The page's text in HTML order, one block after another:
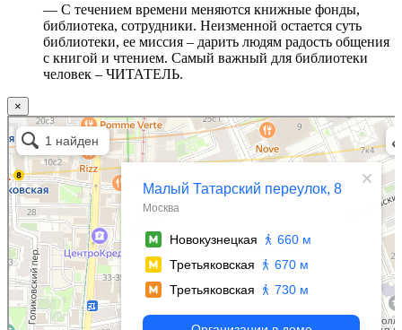
— С течением времени меняются книжные фонды,
библиотека, сотрудники. Неизменной остается суть
библиотеки, ее миссия – дарить людям радость общения
с книгой и чтением. Самый важный для библиотеки
человек – ЧИТАТЕЛЬ.
×
Москва
Малый Татарский переулок, 8 на карте Москвы, ближайшее метро Новокузнецкая —
Яндекс.Карты